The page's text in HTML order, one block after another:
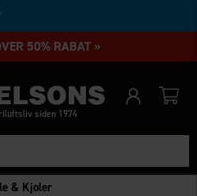
50% RABAT »
siden 1974
& Kjoler